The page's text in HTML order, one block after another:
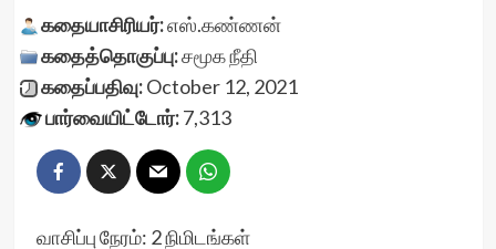
கதையாசிரியர்:எஸ்.கண்ணன்
கதைத்தொகுப்பு:சமூக நீதி
கதைப்பதிவு:October 12, 2021
பார்வையிட்டோர்:7,313
வாசிப்பு நேரம்: 2நிமிடங்கள்